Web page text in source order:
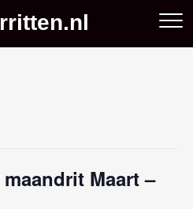
Maart –